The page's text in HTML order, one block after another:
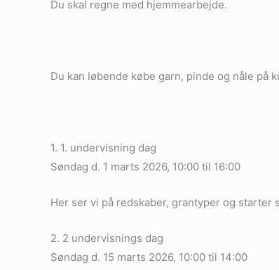
Du skal regne med hjemmearbejde.
Du kan løbende købe garn, pinde og nåle på
1. 1. undervisning dag
Søndag d. 1 marts 2026, 10:00 til 16:00
Her ser vi på redskaber, grantyper og
2. 2 undervisnings dag
Søndag d. 15 marts 2026, 10:00 til 14:00